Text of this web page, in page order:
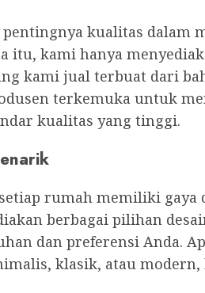
pentingnya kualitas
itu, kami hanya
kami jual terbuat dari
terkemuka untuk
kualitas yang tinggi.
rumah memiliki gaya
berbagai pilihan
dan preferensi Anda.
klasik, atau